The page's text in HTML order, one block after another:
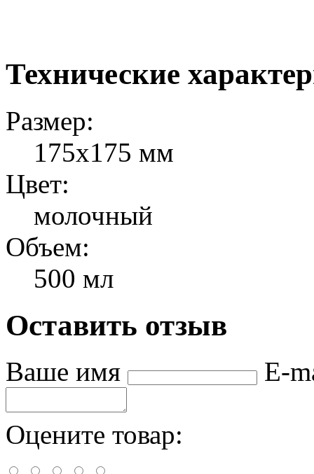
Технические
Размер:
175х175 мм
Цвет:
молочный
Объем:
500 мл
Оставить отзыв
Ваше имя E-
Оцените товар: